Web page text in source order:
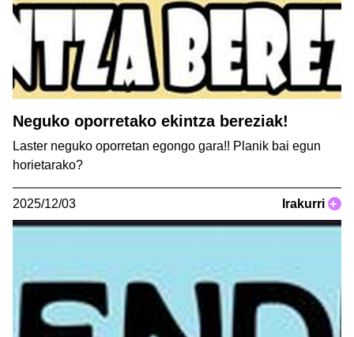
Neguko oporretako ekintza bereziak!
Laster neguko oporretan egongo gara!! Planik bai egun
horietarako?
2025/12/03 Irakurri +